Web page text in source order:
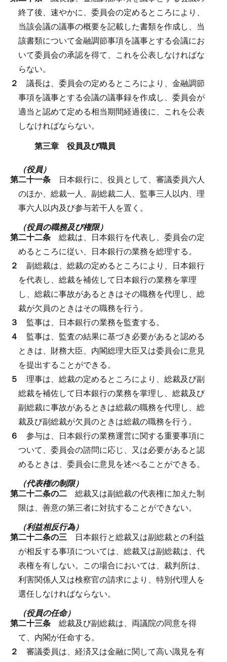
終了後、速やかに、委員会の定めるところにより、
当該会議の議事の概要を記載した書類を作成し、当
該書類について金融調節事項を議事とする会議にお
いて委員会の承認を得て、これを公表しなければな
らない。
２ 議長は、委員会の定めるところにより、金融調節
事項を議事とする会議の議事録を作成し、委員会が
適当と認めて定める相当期間経過後に、これを公表
しなければならない。
第三章 役員及び職員
（役員）
第二十一条 日本銀行に、役員として、審議委員六人
のほか、総裁一人、副総裁二人、監事三人以内、理
事六人以内及び参与若干人を置く。
（役員の職務及び権限）
第二十二条 総裁は、日本銀行を代表し、委員会の定
めるところに従い、日本銀行の業務を総理する。
２ 副総裁は、総裁の定めるところにより、日本銀行
を代表し、総裁を補佐して日本銀行の業務を掌理
し、総裁に事故があるときはその職務を代理し、総
裁が欠員のときはその職務を行う。
３ 監事は、日本銀行の業務を監査する。
４ 監事は、監査の結果に基づき必要があると認める
ときは、財務大臣、内閣総理大臣又は委員会に意見
を提出することができる。
５ 理事は、総裁の定めるところにより、総裁及び副
総裁を補佐して日本銀行の業務を掌理し、総裁及び
副総裁に事故があるときは総裁の職務を代理し、総
裁及び副総裁が欠員のときは総裁の職務を行う。
６ 参与は、日本銀行の業務運営に関する重要事項に
ついて、委員会の諮問に応じ、又は必要があると認
めるときは、委員会に意見を述べることができる。
（代表権の制限）
第二十二条の二 総裁又は副総裁の代表権に加えた制
限は、善意の第三者に対抗することができない。
（利益相反行為）
第二十二条の三 日本銀行と総裁又は副総裁との利益
が相反する事項については、総裁又は副総裁は、代
表権を有しない。 この場合においては、裁判所は、
利害関係人又は検察官の請求により、特別代理人を
選任しなければならない。
（役員の任命）
第二十三条 総裁及び副総裁は、両議院の同意を得
て、内閣が任命する。
２ 審議委員は、経済又は金融に関して高い識見を有